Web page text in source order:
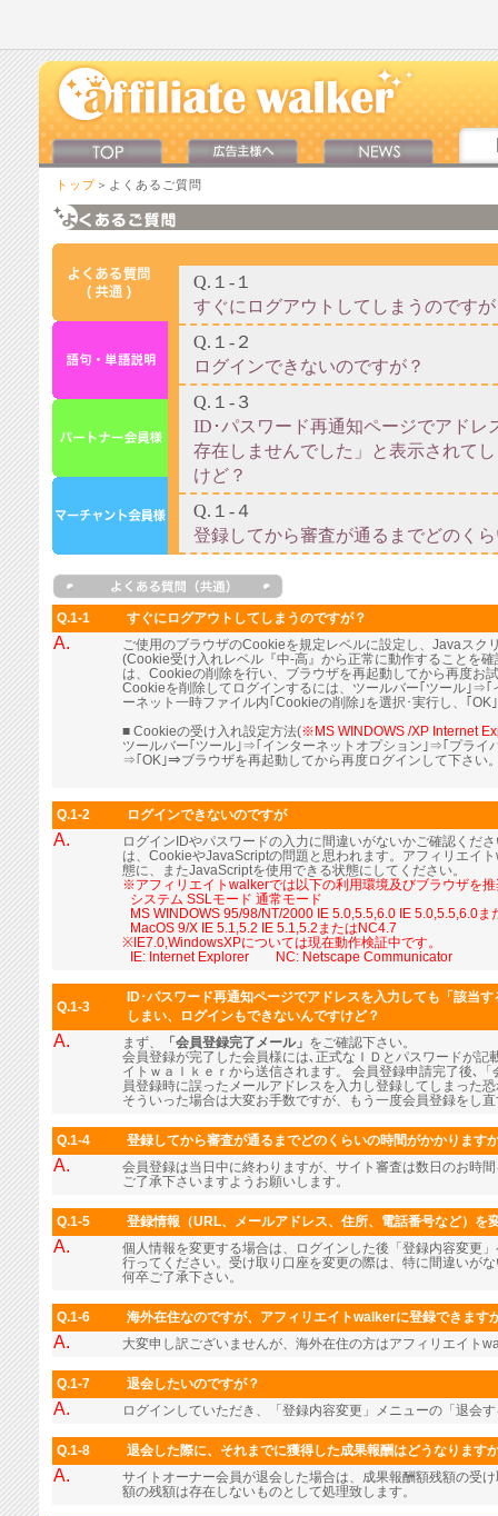
トップ ＞よくあるご質問
Q.1-1 すぐにログアウトしてしまうのですが？
A.
ご使用のブラウザのCookieを規定レベルに設定し、Javaスク
(Cookie受け入れレベル『中-高』から正常に動作することを
は、Cookieの削除を行い、ブラウザを再起動してから再度お
Cookieを削除してログインするには、ツールバー｢ツール｣⇒
ーネット一時ファイル内｢Cookieの削除｣を選択･実行し、｢
■ Cookieの受け入れ設定方法(※MS WINDOWS /XP Internet
ツールバー｢ツール｣⇒｢インターネットオプション｣⇒｢プライ
⇒｢OK｣⇒ブラウザを再起動してから再度ログインして下さい
Q.1-2 ログインできないのですが
A.
ログインIDやパスワードの入力に間違いがないかご確認くだ
は、CookieやJavaScriptの問題と思われます。アフィリエイ
態に、またJavaScriptを使用できる状態にしてください。
※アフィリエイトwalkerでは以下の利用環境及びブラウザを
システム SSLモード 通常モード
MS WINDOWS 95/98/NT/2000 IE 5.0,5.5,6.0 IE 5.0,5.5,6.0ま
MacOS 9/X IE 5.1,5.2 IE 5.1,5.2またはNC4.7
※IE7.0,WindowsXPについては現在動作検証中です。
IE: Internet Explorer NC: Netscape Communicator
Q.1-3
ID･パスワード再通知ページでアドレスを入力しても「該当
しまい、ログインもできないんですけど？
A. まず、 「会員登録完了メール」 をご確認下さい。
会員登録が完了した会員様には､正式なＩＤとパスワードが
イトｗａｌｋｅｒから送信されます。 会員登録申請完了後､
員登録時に誤ったメールアドレスを入力し登録してしまった
そういった場合は大変お手数ですが、もう一度会員登録をし
Q.1-4 登録してから審査が通るまでどのくらいの時間がかかります
A.
会員登録は当日中に終わりますが、サイト審査は数日のお時
ご了承下さいますようお願いします。
Q.1-5 登録情報（URL、メールアドレス、住所、電話番号など）を
A.
個人情報を変更する場合は、ログインした後「登録内容変更
行ってください。受け取り口座を変更の際は、特に間違いが
何卒ご了承下さい。
Q.1-6 海外在住なのですが、アフィリエイトwalkerに登録できます
A. 大変申し訳ございませんが、海外在住の方はアフィリエイト
Q.1-7 退会したいのですが？
A. ログインしていただき、「登録内容変更」メニューの「退会
Q.1-8 退会した際に、それまでに獲得した成果報酬はどうなります
A.
サイトオーナー会員が退会した場合は、成果報酬額残額の受
額の残額は存在しないものとして処理致します。